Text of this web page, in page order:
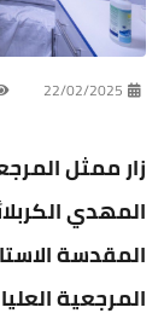
22/02/2025
زار ممثل
المهدي
المقدسة
المرجعية